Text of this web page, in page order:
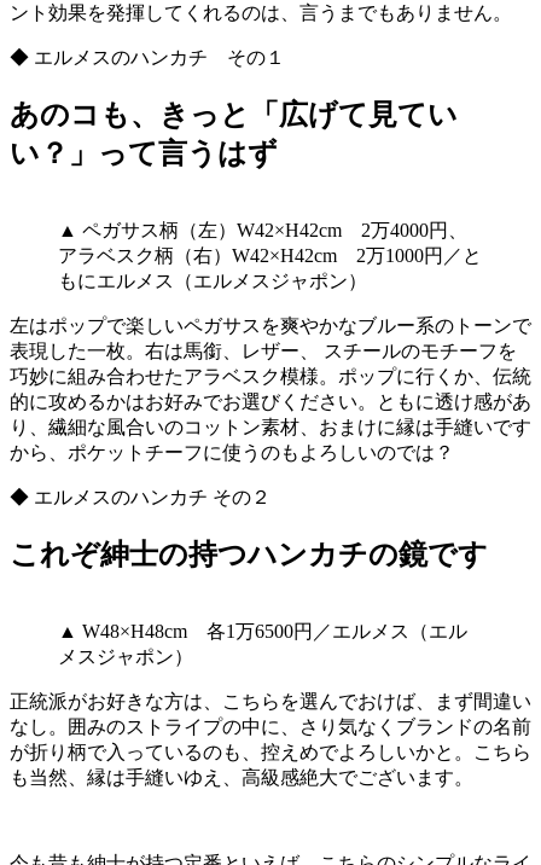
ント効果を発揮してくれるのは、言うまでもありません。
◆ エルメスのハンカチ その１
あのコも、きっと「広げて見てい
い？」って言うはず
▲ ペガサス柄（左）W42×H42cm 2万4000円、
アラベスク柄（右）W42×H42cm 2万1000円／と
もにエルメス（エルメスジャポン）
左はポップで楽しいペガサスを爽やかなブルー系のトーンで
表現した一枚。右は馬銜、レザー、 スチールのモチーフを
巧妙に組み合わせたアラベスク模様。ポップに行くか、伝統
的に攻めるかはお好みでお選びください。ともに透け感があ
り、繊細な風合いのコットン素材、おまけに縁は手縫いです
から、ポケットチーフに使うのもよろしいのでは？
◆ エルメスのハンカチ その２
これぞ紳士の持つハンカチの鏡です
▲ W48×H48cm 各1万6500円／エルメス（エル
メスジャポン）
正統派がお好きな方は、こちらを選んでおけば、まず間違い
なし。囲みのストライプの中に、さり気なくブランドの名前
が折り柄で入っているのも、控えめでよろしいかと。こちら
も当然、縁は手縫いゆえ、高級感絶大でございます。